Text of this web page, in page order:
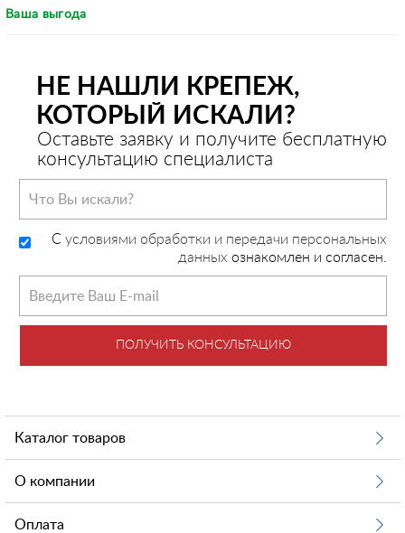
Ваша выгода
НЕ НАШЛИ КРЕПЕЖ,
КОТОРЫЙ ИСКАЛИ?
Оставьте заявку и получите бесплатную
консультацию специалиста
C условиями обработки и передачи персональных
данных ознакомлен и согласен.
ПОЛУЧИТЬ КОНСУЛЬТАЦИЮ
Каталог товаров
О компании
Оплата